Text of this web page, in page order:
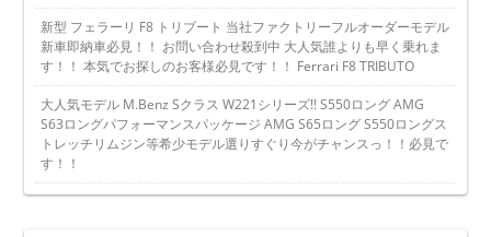
新型 フェラーリ F8 トリブート 当社ファクトリーフルオーダーモデル
新車即納車必見！！ お問い合わせ殺到中 大人気誰よりも早く乗れま
す！！ 本気でお探しのお客様必見です！！ Ferrari F8 TRIBUTO
大人気モデル M.Benz Sクラス W221シリーズ!! S550ロング AMG
S63ロングパフォーマンスパッケージ AMG S65ロング S550ロングス
トレッチリムジン等希少モデル選りすぐり今がチャンスっ！！必見で
す！！